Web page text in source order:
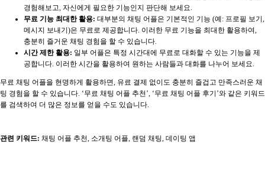
경험해보고, 자신에게 필요한 기능인지 판단해 보세요.
무료 기능 최대한 활용: 대부분의 채팅 어플은 기본적인 기능 (예: 프로필 보기,
메시지 보내기)은 무료로 제공합니다. 이러한 무료 기능을 최대한 활용하여,
충분히 즐거운 채팅 경험을 할 수 있습니다.
시간 제한 활용: 일부 어플은 특정 시간대에 무료로 대화할 수 있는 기능을 제
공합니다. 이러한 시간을 활용하여 원하는 사람들과 대화를 나누어 보세요.
무료 채팅 어플을 현명하게 활용하면, 유료 결제 없이도 충분히 즐겁고 만족스러운 채
팅 경험을 할 수 있습니다. ‘무료 채팅 어플 추천’, ‘무료 채팅 어플 후기’와 같은 키워드
를 검색하여 더 많은 정보를 얻을 수도 있습니다.
관련 키워드: 채팅 어플 추천, 소개팅 어플, 랜덤 채팅, 데이팅 앱